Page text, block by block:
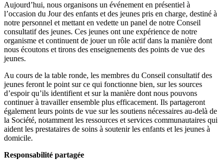
Aujourd’hui, nous organisons un événement en présentiel à
l’occasion du Jour des enfants et des jeunes pris en charge, destiné à
notre personnel et mettant en vedette un panel de notre Conseil
consultatif des jeunes. Ces jeunes ont une expérience de notre
organisme et continuent de jouer un rôle actif dans la manière dont
nous écoutons et tirons des enseignements des points de vue des
jeunes.
Au cours de la table ronde, les membres du Conseil consultatif des
jeunes feront le point sur ce qui fonctionne bien, sur les sources
d’espoir qu’ils identifient et sur la manière dont nous pouvons
continuer à travailler ensemble plus efficacement. Ils partageront
également leurs points de vue sur les soutiens nécessaires au-delà de
la Société, notamment les ressources et services communautaires qui
aident les prestataires de soins à soutenir les enfants et les jeunes à
domicile.
Responsabilité partagée